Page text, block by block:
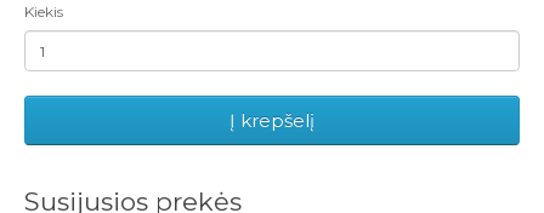
Kiekis
Į krepšelį
Susijusios prekės